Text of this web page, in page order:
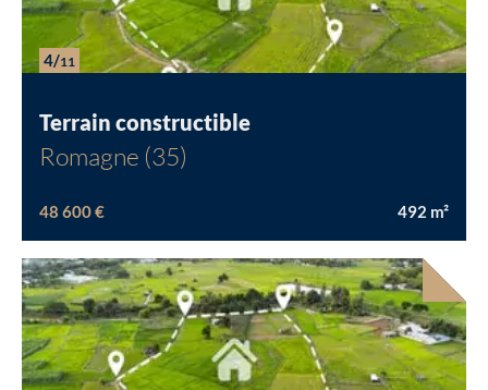
4/11
Terrain constructible
Romagne (35)
48 600 € 492 m²